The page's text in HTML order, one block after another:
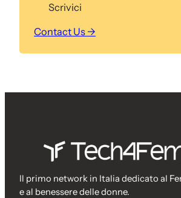
Scrivici
Contact Us →
Il primo network in Italia dedicato al
e al benessere delle donne.